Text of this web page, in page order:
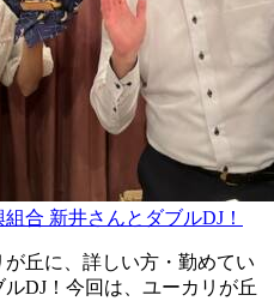
合 新井さんとダブルDJ！
丘に、詳しい方・勤めてい
DJ！今回は、ユーカリが丘